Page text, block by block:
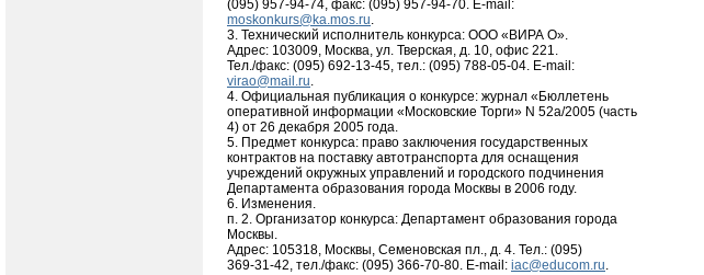
(095) 957-94-74, факс: (095) 957-94-70. E-mail:
moskonkurs@ka.mos.ru.
3. Технический исполнитель конкурса: ООО «ВИРА О».
Адрес: 103009, Москва, ул. Тверская, д. 10, офис 221.
Тел./факс: (095) 692-13-45, тел.: (095) 788-05-04. E-mail:
virao@mail.ru.
4. Официальная публикация о конкурсе: журнал «Бюллетень
оперативной информации «Московские Торги» N 52а/2005 (часть
4) от 26 декабря 2005 года.
5. Предмет конкурса: право заключения государственных
контрактов на поставку автотранспорта для оснащения
учреждений окружных управлений и городского подчинения
Департамента образования города Москвы в 2006 году.
6. Изменения.
п. 2. Организатор конкурса: Департамент образования города
Москвы.
Адрес: 105318, Москвы, Семеновская пл., д. 4. Тел.: (095)
369-31-42, тел./факс: (095) 366-70-80. E-mail: iac@educom.ru.